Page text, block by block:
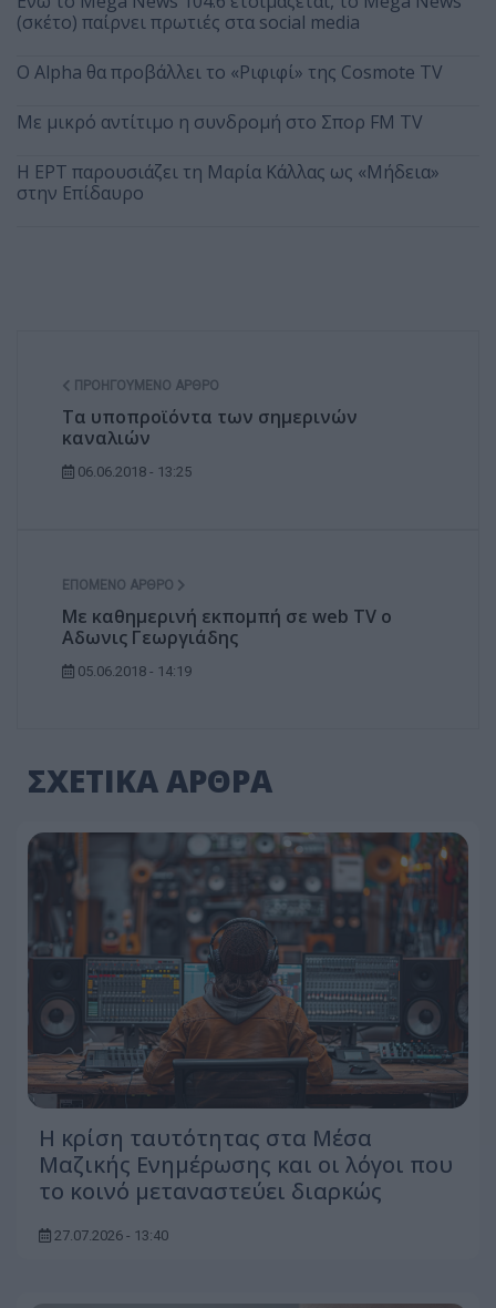
(σκέτο) παίρνει πρωτιές στα social media
Ο Alpha θα προβάλλει το «Ριφιφί» της Cosmote TV
Με μικρό αντίτιμο η συνδρομή στο Σπορ FM TV
Η ΕΡΤ παρουσιάζει τη Μαρία Κάλλας ως «Μήδεια»
στην Επίδαυρο
ΠΡΟΗΓΟΎΜΕΝΟ ΆΡΘΡΟ
Τα υποπροϊόντα των σημερινών
καναλιών
06.06.2018 - 13:25
ΕΠΌΜΕΝΟ ΆΡΘΡΟ
Με καθημερινή εκπομπή σε web TV ο
Αδωνις Γεωργιάδης
05.06.2018 - 14:19
ΣΧΕΤΙΚΑ ΑΡΘΡΑ
Η κρίση ταυτότητας στα Μέσα
Μαζικής Ενημέρωσης και οι λόγοι που
το κοινό μεταναστεύει διαρκώς
27.07.2026 - 13:40